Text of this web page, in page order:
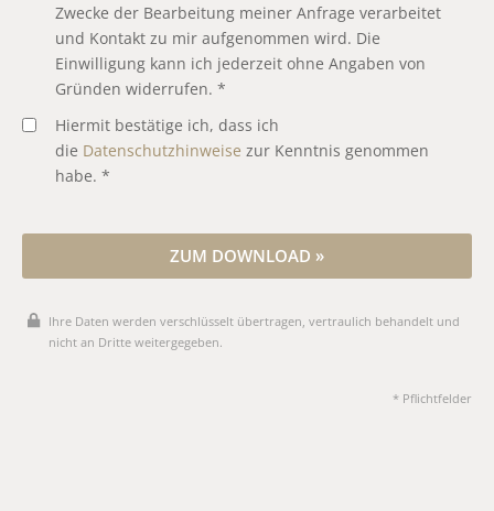
Zwecke der Bearbeitung meiner Anfrage verarbeitet
und Kontakt zu mir aufgenommen wird. Die
Einwilligung kann ich jederzeit ohne Angaben von
Gründen widerrufen. *
Hiermit bestätige ich, dass ich
die Datenschutzhinweise zur Kenntnis genommen
habe. *
ZUM DOWNLOAD »
Ihre Daten werden verschlüsselt übertragen, vertraulich behandelt und
nicht an Dritte weitergegeben.
* Pflichtfelder